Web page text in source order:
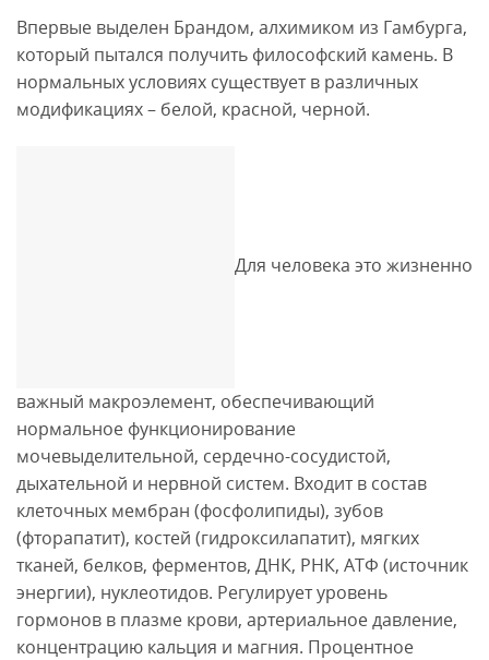
Впервые выделен Брандом, алхимиком из Гамбурга,
который пытался получить философский камень. В
нормальных условиях существует в различных
модификациях – белой, красной, черной.
Для человека это жизненно
важный макроэлемент, обеспечивающий
нормальное функционирование
мочевыделительной, сердечно-сосудистой,
дыхательной и нервной систем. Входит в состав
клеточных мембран (фосфолипиды), зубов
(фторапатит), костей (гидроксилапатит), мягких
тканей, белков, ферментов, ДНК, РНК, АТФ (источник
энергии), нуклеотидов. Регулирует уровень
гормонов в плазме крови, артериальное давление,
концентрацию кальция и магния. Процентное